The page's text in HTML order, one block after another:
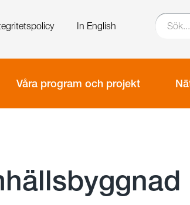
In English
Våra program och projekt